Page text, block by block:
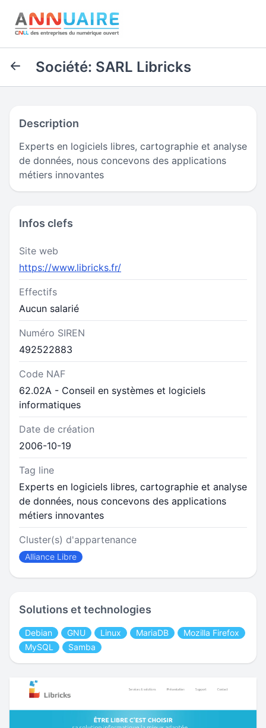
Société: SARL Libricks
Description
Experts en logiciels libres, cartographie et analyse
de données, nous concevons des applications
métiers innovantes
Infos clefs
Site web
https://www.libricks.fr/
Effectifs
Aucun salarié
Numéro SIREN
492522883
Code NAF
62.02A - Conseil en systèmes et logiciels
informatiques
Date de création
2006-10-19
Tag line
Experts en logiciels libres, cartographie et analyse
de données, nous concevons des applications
métiers innovantes
Cluster(s) d'appartenance
Alliance Libre
Solutions et technologies
Debian GNU Linux MariaDB
Mozilla Firefox
MySQL
Samba